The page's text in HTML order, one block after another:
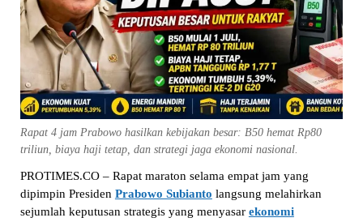
Rapat 4 jam Prabowo hasilkan kebijakan besar: B50 hemat Rp80
triliun, biaya haji tetap, dan strategi jaga ekonomi nasional.
PROTIMES.CO – Rapat maraton selama empat jam yang
dipimpin Presiden Prabowo Subianto langsung melahirkan
sejumlah keputusan strategis yang menyasar ekonomi